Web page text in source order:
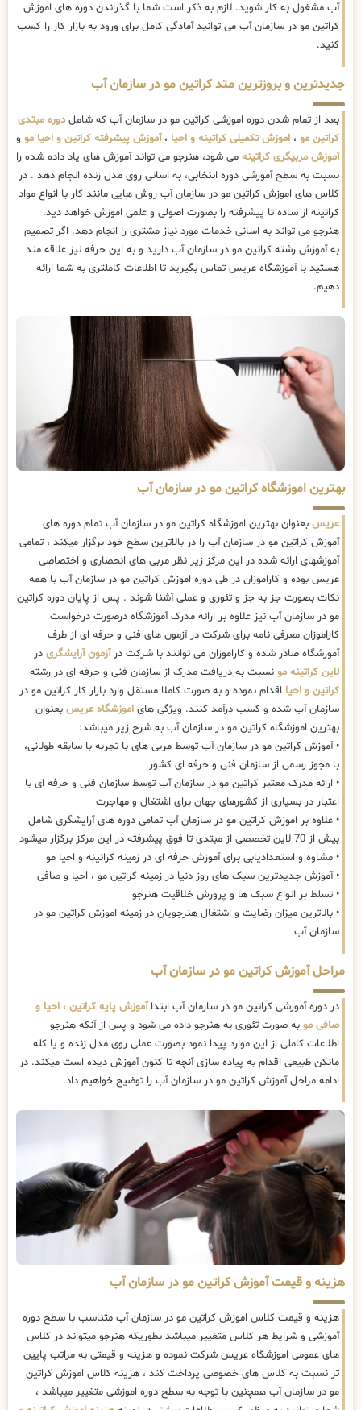
آب مشغول به کار شوید. لازم به ذکر است شما با گذراندن دوره های اموزش
کراتین مو در سازمان آب می توانید آمادگی کامل برای ورود به بازار کار را کسب
کنید.
جدیدترین و بروزترین متد کراتین مو در سازمان آب
بعد از تمام شدن دوره اموزشی کراتین مو در سازمان آب که شاملدوره مبتدی
کراتین مو ، اموزش تکمیلی کراتینه و احیا ،آموزش پیشرفته کراتین و احیا مو و
آموزش مربیگری کراتینه می شود، هنرجو می تواند آموزش های یاد داده شده را
نسبت به سطح آموزشی دوره انتخابی، به اسانی روی مدل زنده انجام دهد . در
کلاس های اموزش کراتین مو در سازمان آب روش هایی مانند کار با انواع مواد
کراتینه از ساده تا پیشرفته را بصورت اصولی و علمی اموزش خواهد دید.
هنرجو می تواند به اسانی خدمات مورد نیاز مشتری را انجام دهد. اگر تصمیم
به آموزش رشته کراتین مو در سازمان آب دارید و به این حرفه نیز علاقه مند
هستید با آموزشگاه عریس تماس بگیرید تا اطلاعات کاملتری به شما ارائه
دهیم.
بهترین اموزشگاه کراتین مو در سازمان آب
عریس بعنوان بهترین اموزشگاه کراتین مو در سازمان آب تمام دوره های
آموزش کراتین مو در سازمان آب را در بالاترین سطح خود برگزار میکند ، تمامی
آموزشهای ارائه شده در این مرکز زیر نظر مربی های انحصاری و اختصاصی
عریس بوده و کاراموزان در طی دوره اموزش کراتین مو در سازمان آب با همه
نکات بصورت جز به جز و تئوری و عملی آشنا شوند . پس از پایان دوره کراتین
مو در سازمان آب نیز علاوه بر ارائه مدرک آموزشگاه درصورت درخواست
کاراموزان معرفی نامه برای شرکت در آزمون های فنی و حرفه ای از طرف
آموزشگاه صادر شده و کاراموزان می توانند با شرکت درآزمون آرایشگری در
لاین کراتینه مو نسبت به دریافت مدرک از سازمان فنی و حرفه ای در رشته
کراتین و احیا اقدام نموده و به صورت کاملا مستقل وارد بازار کار کراتین مو در
سازمان آب شده و کسب درآمد کنند. ویژگی های اموزشگاه عریس بعنوان
بهترین اموزشگاه کراتین مو در سازمان آب به شرح زیر میباشد:
• آموزش کراتین مو در سازمان آب توسط مربی های با تجربه با سابقه طولانی،
با مجوز رسمی از سازمان فنی و حرفه ای کشور
• ارائه مدرک معتبر کراتین مو در سازمان آب توسط سازمان فنی و حرفه ای با
اعتبار در بسیاری از کشورهای جهان برای اشتغال و مهاجرت
• علاوه بر اموزش کراتین مو در سازمان آب تمامی دوره های آرایشگری شامل
بیش از 70 لاین تخصصی از مبتدی تا فوق پیشرفته در این مرکز برگزار میشود
• مشاوه و استعدادیابی برای آموزش حرفه ای در زمینه کراتینه و احیا مو
• آموزش جدیدترین سبک های روز دنیا در زمینه کراتین مو ، احیا و صافی
• تسلط بر انواع سبک ها و پرورش خلاقیت هنرجو
• بالاترین میزان رضایت و اشتغال هنرجویان در زمینه اموزش کراتین مو در
سازمان آب
مراحل آموزش کراتین مو در سازمان آب
در دوره آموزشی کراتین مو در سازمان آب ابتداآموزش پایه کراتین ، احیا و
صافی مو به صورت تئوری به هنرجو داده می شود و پس از آنکه هنرجو
اطلاعات کاملی از این موارد پیدا نمود بصورت عملی روی مدل زنده و یا کله
مانکن طبیعی اقدام به پیاده سازی آنچه تا کنون آموزش دیده است میکند. در
ادامه مراحل آموزش کراتین مو در سازمان آب را توضیح خواهیم داد.
هزینه و قیمت آموزش کراتین مو در سازمان آب
هزینه و قیمت کلاس اموزش کراتین مو در سازمان آب متناسب با سطح دوره
آموزشی و شرایط هر کلاس متغییر میباشد بطوریکه هنرجو میتواند در کلاس
های عمومی اموزشگاه عریس شرکت نموده و هزینه و قیمتی به مراتب پایین
تر نسبت به کلاس های خصوصی پرداخت کند ، هزینه کلاس اموزش کراتین
مو در سازمان آب همچنین با توجه به سطح دوره اموزشی متغییر میباشد ،